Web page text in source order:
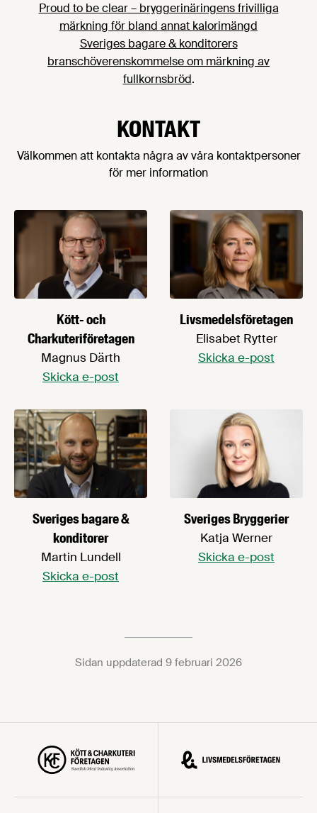
offentlig måltidsverksamhet och
civilsamhällesorganisationer samt med
bidrag från Västra Götalandsregionen.
Proud to be clear – bryggerinäringens frivilliga
märkning för bland annat kalorimängd
Sveriges bagare & konditorers
branschöverenskommelse om märkning av
fullkornsbröd.
KONTAKT
Välkommen att kontakta några av våra kontaktpersoner
för mer information
Kött- och
Charkuteriföretagen
Magnus Därth
Skicka e-post
Livsmedelsföretagen
Elisabet Rytter
Skicka e-post
Sveriges bagare &
konditorer
Martin Lundell
Skicka e-post
Sveriges Bryggerier
Katja Werner
Skicka e-post
Sidan uppdaterad 9 februari 2026